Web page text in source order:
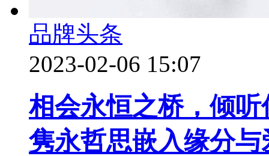
品牌头条
2023-02-06 15:07
相会永恒之桥，倾
隽永哲思嵌入缘分与